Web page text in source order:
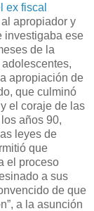
ex fiscal
apropiador y
investigaba ese
de la
apropiación de
que culminó
el coraje de las
años 90,
leyes de
que
el proceso
a sus
de que
a la asunción